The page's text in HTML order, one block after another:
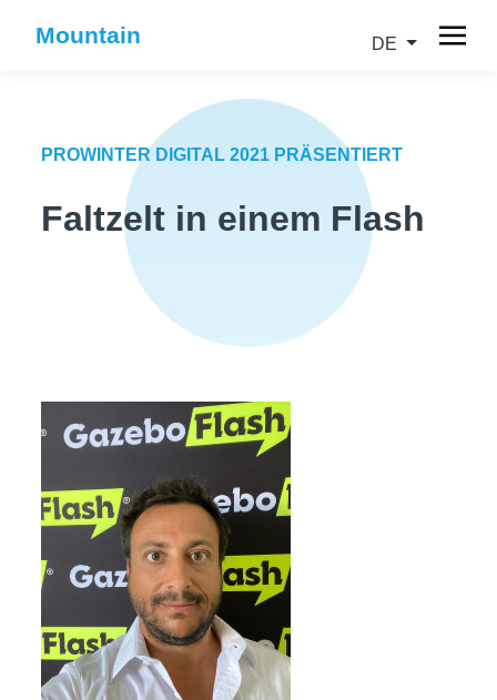
Mountain DE
PROWINTER DIGITAL 2021 PRÄSENTIERT
Faltzelt in einem Flash